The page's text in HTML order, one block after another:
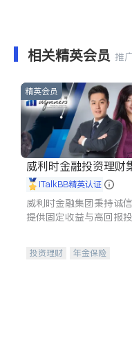
相关精英会员 推
精英会员
威利时金融投资理财
iTalkBB精英认证
威利时金融集团秉持诚信
提供固定收益与高回报
合，助力客户实现目标
投资理财
年金保险